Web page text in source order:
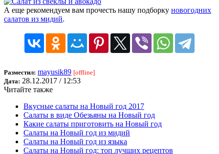
А еще рекомендуем вам прочесть нашу подборку новогодних
салатов из мидий.
Разместил: mayusik89 [offline]
Дата: 28.12.2017 / 12:53
Читайте также
Вкусные салаты на Новый год 2017
Салаты в виде Обезьяны на Новый год
Какие салаты приготовить на Новый год
Салаты на Новый год из мидий
Салаты на Новый год из языка
Салаты на Новый год: топ лучших рецептов